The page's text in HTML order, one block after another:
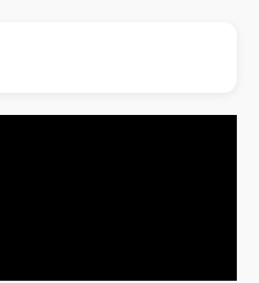
起縮短股票「關禁閉」天
大校長高為元致歉：機會